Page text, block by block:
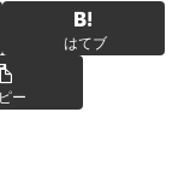
はてブ
ー